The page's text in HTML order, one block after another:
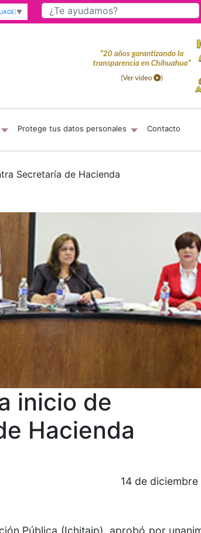
▼
Protege tus datos personales Contacto
Secretaría de Hacienda
inicio de
Hacienda
14 de diciembre
Pública (Ichitaip), aprobó por